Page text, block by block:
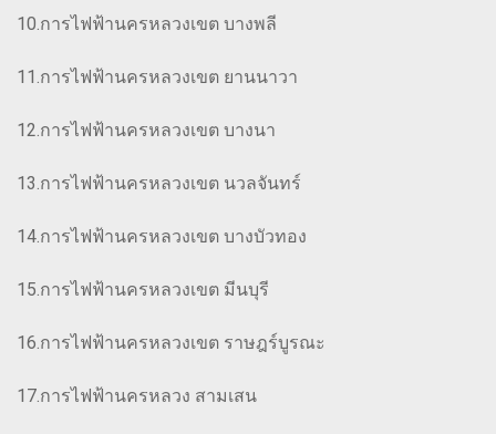
10.การไฟฟ้านครหลวงเขต บางพลี
11.การไฟฟ้านครหลวงเขต ยานนาวา
12.การไฟฟ้านครหลวงเขต บางนา
13.การไฟฟ้านครหลวงเขต นวลจันทร์
14.การไฟฟ้านครหลวงเขต บางบัวทอง
15.การไฟฟ้านครหลวงเขต มีนบุรี
16.การไฟฟ้านครหลวงเขต ราษฎร์บูรณะ
17.การไฟฟ้านครหลวง สามเสน